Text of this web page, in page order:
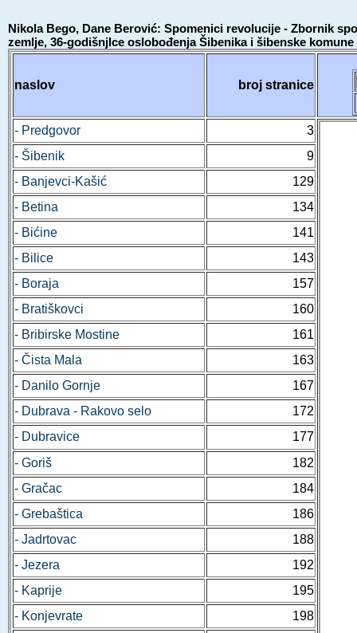
Nikola Bego, Dane Berović: Spomenici revolucije - Zbornik
zemlje, 36-godišnjlce oslobođenja Šibenika i šibenske komune
naslov broj stranice
- Predgovor
3
- Šibenik
9
- Banjevci-Kašić
129
- Betina
134
- Bićine
141
- Bilice
143
- Boraja
157
- Bratiškovci
160
- Bribirske Mostine
161
- Čista Mala
163
- Danilo Gornje
167
- Dubrava - Rakovo selo
172
- Dubravice
177
- Goriš
182
- Gračac
184
- Grebaštica
186
- Jadrtovac
188
- Jezera
192
- Kaprije
195
- Konjevrate
198